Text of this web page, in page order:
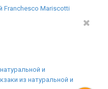
Franchesco Mariscotti
и
из натуральной и